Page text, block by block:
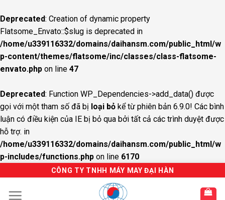
Deprecated: Creation of dynamic property
Flatsome_Envato::$slug is deprecated in
/home/u339116332/domains/daihansm.com/public_html/w
p-content/themes/flatsome/inc/classes/class-flatsome-
envato.php on line 47
Deprecated: Function WP_Dependencies->add_data() được
gọi với một tham số đã bị loại bỏ kể từ phiên bản 6.9.0! Các bình
luận có điều kiện của IE bị bỏ qua bởi tất cả các trình duyệt được
hỗ trợ. in
/home/u339116332/domains/daihansm.com/public_html/w
p-includes/functions.php on line 6170
CÔNG TY TNHH MÁY MAY ĐẠI HÀN